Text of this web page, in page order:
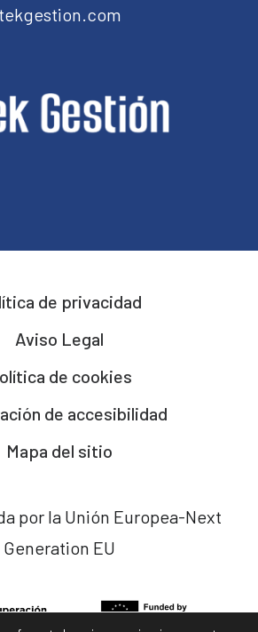
de privacidad
Aviso Legal
de cookies
de accesibilidad
Mapa del sitio
por la Unión Europea-Next
Generation EU